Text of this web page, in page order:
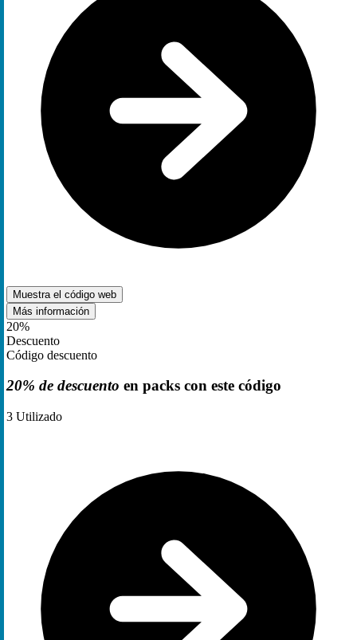
Muestra el código web
Más información
20%
Descuento
Código descuento
20% de descuento en packs con este código
3 Utilizado